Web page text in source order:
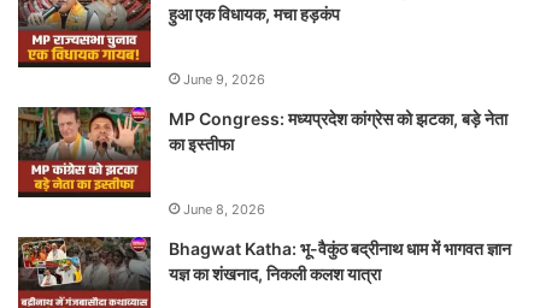
हुआ एक विधायक, मचा हड़कंप
June 9, 2026
MP Congress: मध्यप्रदेश कांग्रेस को झटका, बड़े नेता
का इस्तीफा
June 8, 2026
Bhagwat Katha: भू-वैकुंठ बद्रीनाथ धाम में भागवत ज्ञान
यज्ञ का शंखनाद, निकली कलश यात्रा